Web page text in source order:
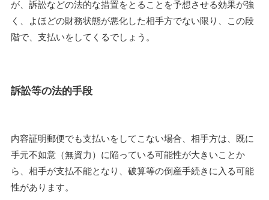
が、訴訟などの法的な措置をとることを予想させる効果が強
く、よほどの財務状態が悪化した相手方でない限り、この段
階で、支払いをしてくるでしょう。
訴訟等の法的手段
内容証明郵便でも支払いをしてこない場合、相手方は、既に
手元不如意（無資力）に陥っている可能性が大きいことか
ら、相手が支払不能となり、破算等の倒産手続きに入る可能
性があります。